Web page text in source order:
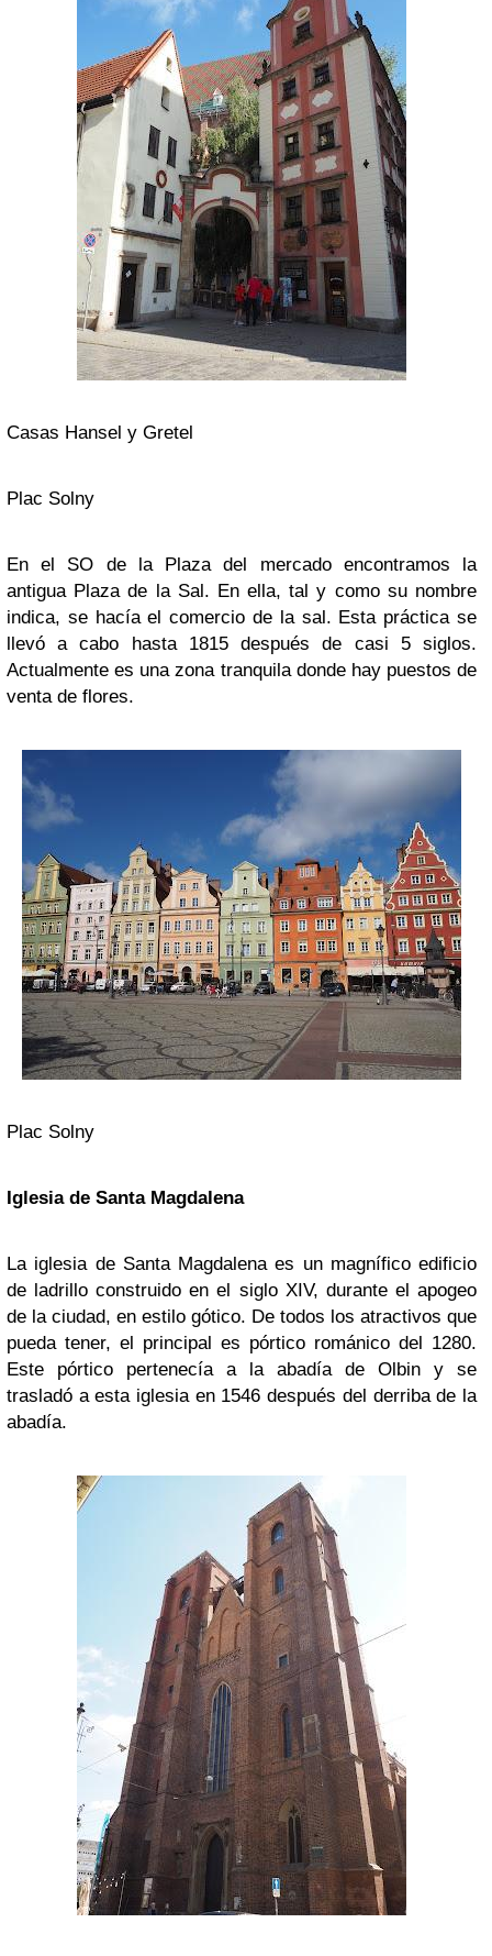
Casas Hansel y Gretel
Plac Solny
En el SO de la Plaza del mercado encontramos la
antigua Plaza de la Sal. En ella, tal y como su nombre
indica, se hacía el comercio de la sal. Esta práctica se
llevó a cabo hasta 1815 después de casi 5 siglos.
Actualmente es una zona tranquila donde hay puestos de
venta de flores.
Plac Solny
Iglesia de Santa Magdalena
La iglesia de Santa Magdalena es un magnífico edificio
de ladrillo construido en el siglo XIV, durante el apogeo
de la ciudad, en estilo gótico. De todos los atractivos que
pueda tener, el principal es pórtico románico del 1280.
Este pórtico pertenecía a la abadía de Olbin y se
trasladó a esta iglesia en 1546 después del derriba de la
abadía.